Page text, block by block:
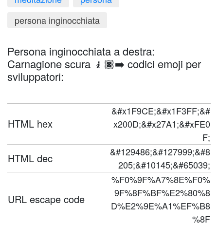
persona inginocchiata
Persona inginocchiata a destra:
Carnagione scura 🧎🏿‍➡️ codici emoji per
sviluppatori:
HTML hex
&#x1F9CE;&#x1F3FF;&#
x200D;&#x27A1;&#xFE0
F;
HTML dec
&#129486;&#127999;&#8
205;&#10145;&#65039;
URL escape code
%F0%9F%A7%8E%F0%
9F%8F%BF%E2%80%8
D%E2%9E%A1%EF%B8
%8F